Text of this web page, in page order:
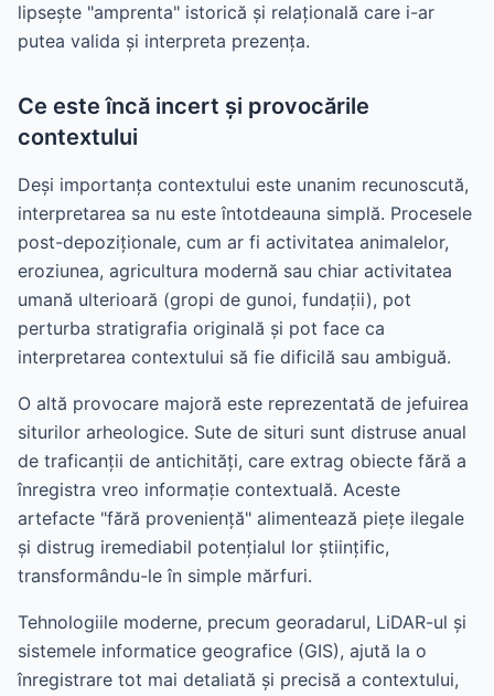
lipsește "amprenta" istorică și relațională care i-ar
putea valida și interpreta prezența.
Ce este încă incert și provocările
contextului
Deși importanța contextului este unanim recunoscută,
interpretarea sa nu este întotdeauna simplă. Procesele
post-depoziționale, cum ar fi activitatea animalelor,
eroziunea, agricultura modernă sau chiar activitatea
umană ulterioară (gropi de gunoi, fundații), pot
perturba stratigrafia originală și pot face ca
interpretarea contextului să fie dificilă sau ambiguă.
O altă provocare majoră este reprezentată de jefuirea
siturilor arheologice. Sute de situri sunt distruse anual
de traficanții de antichități, care extrag obiecte fără a
înregistra vreo informație contextuală. Aceste
artefacte "fără proveniență" alimentează piețe ilegale
și distrug iremediabil potențialul lor științific,
transformându-le în simple mărfuri.
Tehnologiile moderne, precum georadarul, LiDAR-ul și
sistemele informatice geografice (GIS), ajută la o
înregistrare tot mai detaliată și precisă a contextului,